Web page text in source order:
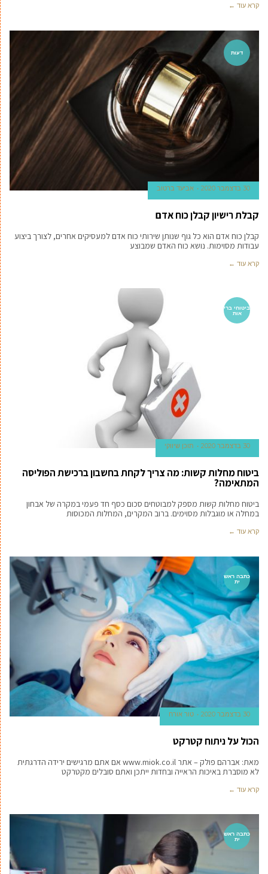
קרא עוד ←
דעות
30 בדצמבר 2020 אביעד ברטוב
קבלת רישיון קבלן כוח אדם
קבלן כוח אדם הוא כל גוף שנותן שירותי כוח אדם למעסיקים אחרים, לצורך ביצוע
עבודות מסוימות. נושא כוח האדם שמבוצע
קרא עוד ←
ביטוחי ברי
אות
30 בדצמבר 2020 תוכן שיווקי
ביטוח מחלות קשות: מה צריך לקחת בחשבון ברכישת הפוליסה
המתאימה?
ביטוח מחלות קשות מספק למבוטחים סכום כסף חד פעמי במקרה של אבחון
במחלה או מוגבלות מסוימים. ברוב המקרים, המחלות המכוסות
קרא עוד ←
כתבה ראש
ית
30 בדצמבר 2020 טור אורח
הכול על ניתוח קטרקט
מאת: אברהם פולק – אתר www.miok.co.il אם אתם מרגישים ירידה הדרגתית
לא מוסברת באיכות הראייה ובחדות ייתכן ואתם סובלים מקטרקט
קרא עוד ←
כתבה ראש
ית